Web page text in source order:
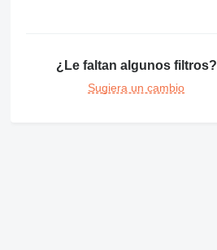
422
¿Le faltan algunos filtros?
Sugiera un cambio